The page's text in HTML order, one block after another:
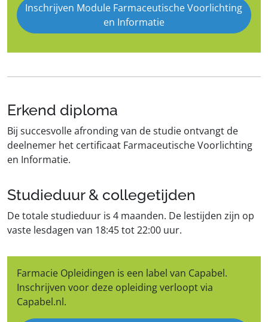
Inschrijven Module Farmaceutische Voorlichting
en Informatie
Erkend diploma
Bij succesvolle afronding van de studie ontvangt de
deelnemer het certificaat Farmaceutische Voorlichting
en Informatie.
Studieduur & collegetijden
De totale studieduur is 4 maanden. De lestijden zijn op
vaste lesdagen van 18:45 tot 22:00 uur.
Farmacie Opleidingen is een label van Capabel.
Inschrijven voor deze opleiding verloopt via
Capabel.nl.